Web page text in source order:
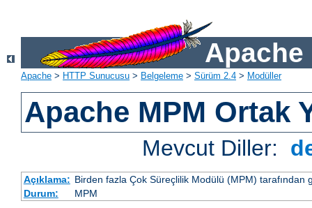
Apache
Apache > HTTP Sunucusu > Belgeleme > Sürüm 2.4 > Modüller
Apache MPM Ortak
Mevcut Diller:
Açıklama: Birden fazla Çok Süreçlilik Modülü (MPM)
Durum:
MPM